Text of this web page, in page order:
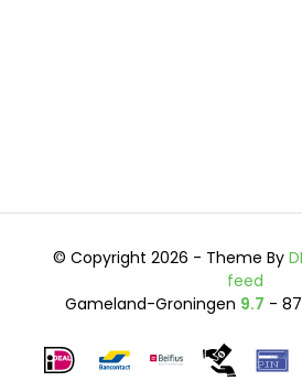
© Copyright 2026 - Theme By
feed
Gameland-Groningen 9.7 -